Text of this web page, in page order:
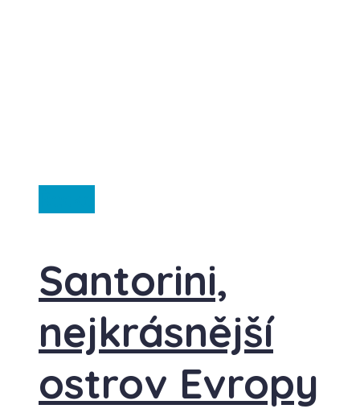
Santorini,
nejkrásnější
ostrov Evropy